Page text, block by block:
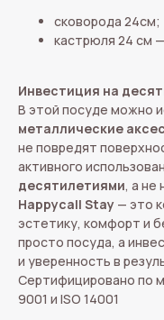
сковорода 24см;
кастрюля 24 см
Инвестиция на
В этой посуде можно
металлические
не повредят
активного
десятилетиями, а не
Happycall Stay — это
эстетику, комфорт и
просто посуда, а
и уверенность в
Сертифицировано по
9001 и ISO 14001